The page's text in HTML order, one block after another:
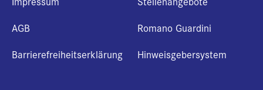
AGB
Barrierefreiheitserklärung
Romano Guardini
Hinweisgebersystem